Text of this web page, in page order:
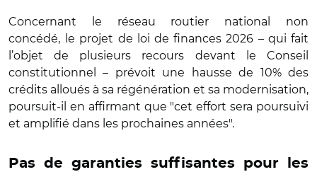
Concernant le réseau routier national non
concédé, le projet de loi de finances 2026 – qui fait
l’objet de plusieurs recours
devant le Conseil
constitutionnel – prévoit une hausse de 10% des
crédits alloués à sa régénération et sa modernisation,
poursuit-il en affirmant que "cet effort sera poursuivi
et amplifié dans les prochaines années".
Pas de garanties suffisantes pour les